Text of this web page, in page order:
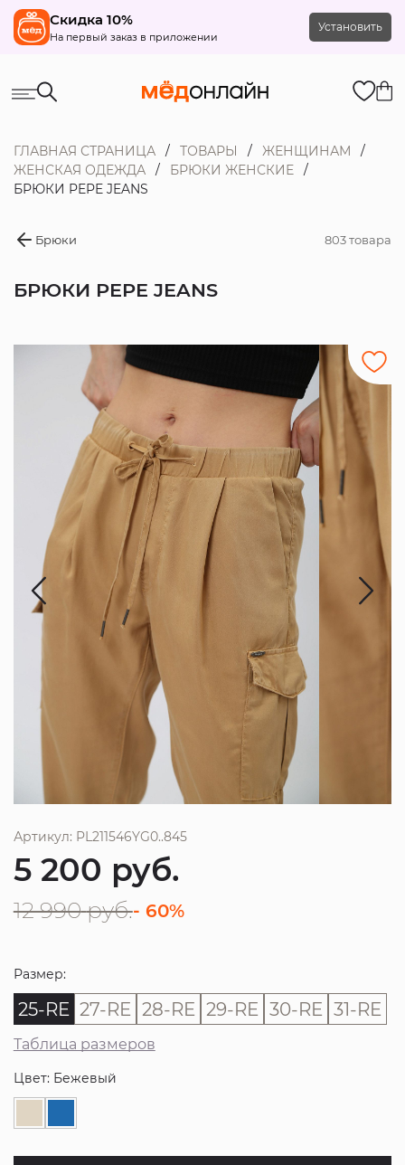
Скидка 10%
На первый заказ в приложении
Установить
ГЛАВНАЯ СТРАНИЦА ТОВАРЫ
ЖЕНЩИНАМ
ЖЕНСКАЯ ОДЕЖДА
БРЮКИ ЖЕНСКИЕ
БРЮКИ PEPE JEANS
Брюки 803 товара
БРЮКИ PEPE JEANS
Артикул: PL211546YG0..845
5 200 руб.
12 990 руб.- 60%
Размер:
25-RE 27-RE 28-RE 29-RE 30-RE 31-RE
Таблица размеров
Цвет: Бежевый